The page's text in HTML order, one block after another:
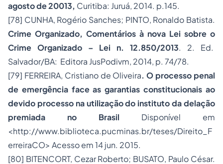
agosto de 20013, Curitiba: Juruá, 2014. p.145.
[78] CUNHA, Rogério Sanches; PINTO, Ronaldo Batista.
Crime Organizado, Comentários à nova Lei sobre o
Crime Organizado – Lei n. 12.850/2013. 2. Ed.
Salvador/BA: Editora JusPodivm, 2014, p. 74/78.
[79] FERREIRA, Cristiano de Oliveira. O processo penal
de emergência face as garantias constitucionais ao
devido processo na utilização do instituto da delação
premiada no Brasil Disponível em
<http://www.biblioteca.pucminas.br/teses/Direito_F
erreiraCO> Acesso em 14 jun. 2015.
[80] BITENCORT, Cezar Roberto; BUSATO, Paulo César.